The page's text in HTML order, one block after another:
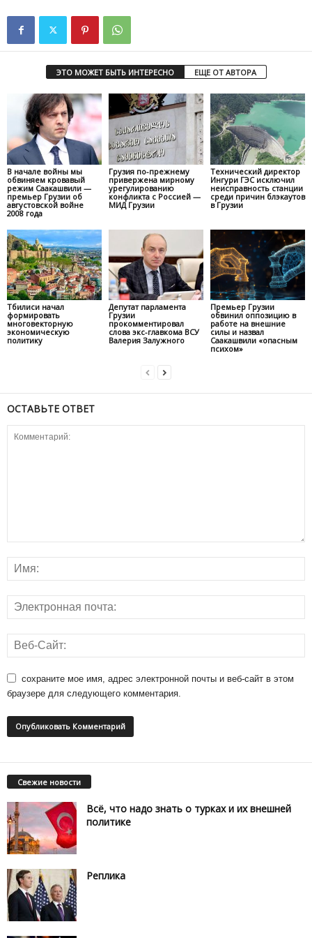
ЭТО МОЖЕТ БЫТЬ ИНТЕРЕСНО ЕЩЕ ОТ АВТОРА
В начале войны мы
обвиняем кровавый
режим Саакашвили —
премьер Грузии об
августовской войне
2008 года
Грузия по-прежнему
привержена мирному
урегулированию
конфликта с Россией —
МИД Грузии
Технический директор
Ингури ГЭС исключил
неисправность станции
среди причин блэкаутов
в Грузии
Тбилиси начал
формировать
многовекторную
экономическую
политику
Депутат парламента
Грузии
прокомментировал
слова экс-главкома ВСУ
Валерия Залужного
Премьер Грузии
обвинил оппозицию в
работе на внешние
силы и назвал
Саакашвили «опасным
психом»
ОСТАВЬТЕ ОТВЕТ
сохраните мое имя, адрес электронной почты и веб-сайт в этом
браузере для следующего комментария.
Свежие новости
Всё, что надо знать о турках и их внешней
политике
Реплика